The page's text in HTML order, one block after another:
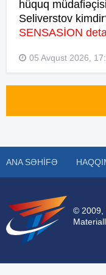
hüquq
Seliverstov
SENSASİON
05 Avqust 2026,
ANA SƏHIFƏ
© 2009,